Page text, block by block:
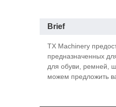
Brief
TX Machinery
предназначенных
для обуви, ремней,
можем предложить